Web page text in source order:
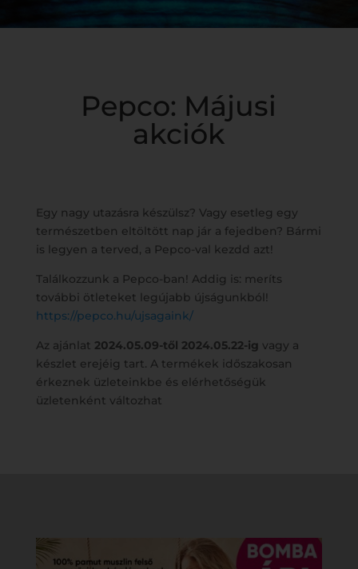
Pepco: Májusi
akciók
Egy nagy utazásra készülsz? Vagy esetleg egy
természetben eltöltött nap jár a fejedben? Bármi
is legyen a terved, a Pepco-val kezdd azt!
Találkozzunk a Pepco-ban! Addig is: meríts
további ötleteket legújabb újságunkból!
https://pepco.hu/ujsagaink/
Az ajánlat 2024.05.09-től 2024.05.22-ig vagy a
készlet erejéig tart. A termékek időszakosan
érkeznek üzleteinkbe és elérhetőségük
üzletenként változhat